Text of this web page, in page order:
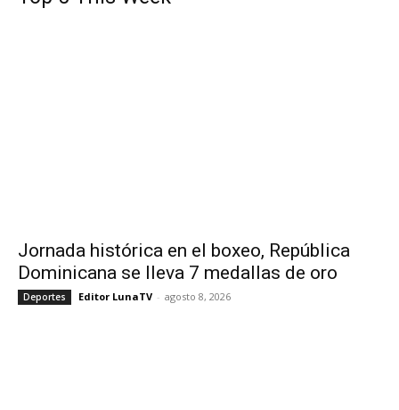
Jornada histórica en el boxeo, República
Dominicana se lleva 7 medallas de oro
Deportes Editor LunaTV - agosto 8, 2026